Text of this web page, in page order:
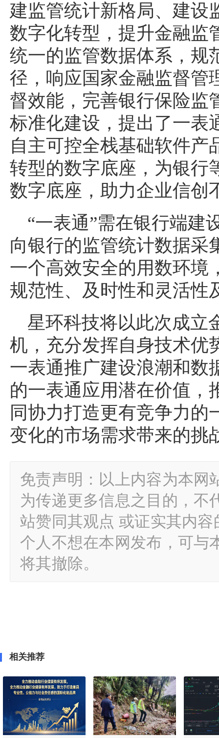
建监管统计新格局、建设
数字化转型，提升金融监
统一的监管数据体系，规
径，响应国家金融监督管
督效能，完善银行保险监
标准化建设，提出了一表
自主可控全栈基础软件产
转型的数字底座，为银行
数字底座，助力企业信创
“一表通”需在银行端建
向银行的监管统计数据采
一个高效安全的用数环境
规范性、及时性和灵活性
星环科技将以此次成立
机，充分发挥自身技术优
一表通推广建设浪潮和数
的一表通应用潜在价值，
同协力打造更有竞争力的
变化的市场需求带来的挑
免责声明：以上内容为本网
为传递更多信息之目的，不
站赞同其观点 或证实其内
个人不想在本网发布，可与
将其撤除。
相关推荐